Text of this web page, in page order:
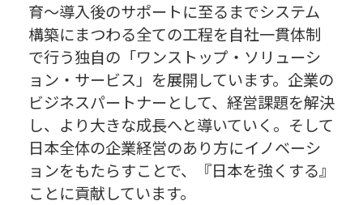
育～導入後のサポートに至るまでシステム
構築にまつわる全ての工程を自社一貫体制
で行う独自の「ワンストップ・ソリューシ
ョン・サービス」を展開しています。企業の
ビジネスパートナーとして、経営課題を解決
し、より大きな成長へと導いていく。そして
日本全体の企業経営のあり方にイノベーシ
ョンをもたらすことで、『日本を強くする』
ことに貢献しています。